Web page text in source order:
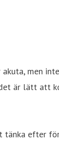
men
är lätt att
efter